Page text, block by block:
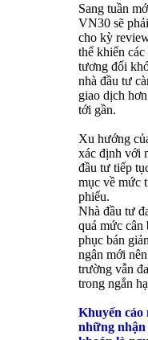
Sang tuần
VN30 sẽ
cho kỳ
thể khiến
tương đối
nhà đầu tư
giao dịch
tới gần.
Xu hướng
xác định với
đầu tư tiếp
mục về mức
phiếu.
Nhà đầu tư
quá mức cân
phục bán
ngân mới
trường vẫn
trong ngắn
Khuyến cáo
những nhận